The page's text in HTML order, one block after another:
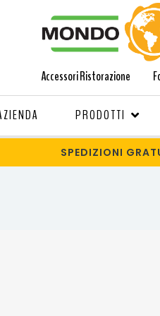
Accessori Ristorazione
PRODOTTI
SPEDIZIONI